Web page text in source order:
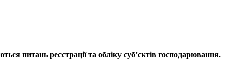
питань реєстрації та обліку суб’єктів господарювання.